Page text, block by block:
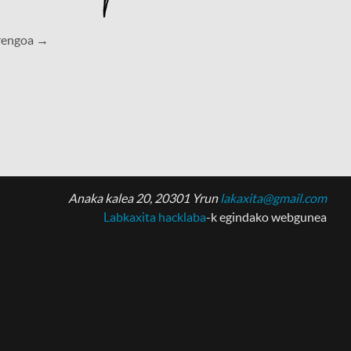
→
Anaka kalea 20, 20301 Yrunlakaxita@gmail.com
Labkaxita hacklaba-k egindako webgunea